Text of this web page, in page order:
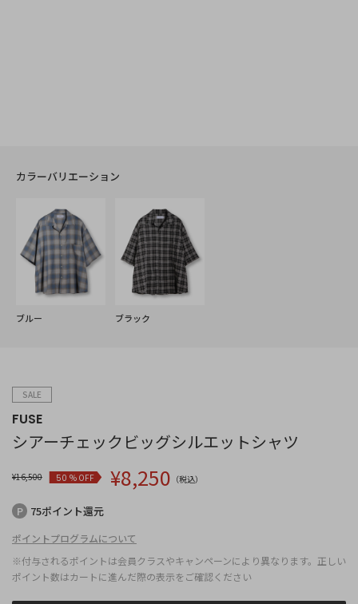
カラーバリエーション
ブルー ブラック
SALE
FUSE
シアーチェックビッグシルエットシャツ
¥16,500 50% OFF ¥8,250 （税込）
75ポイント還元
ポイントプログラムについて
※付与されるポイントは会員クラスやキャンペーンにより異なります。正しい
ポイント数はカートに進んだ際の表示をご確認ください